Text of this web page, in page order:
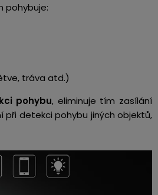
pohybuje:
tráva atd.)
pohybu, eliminuje tím zasílání
při detekci pohybu jiných objektů,